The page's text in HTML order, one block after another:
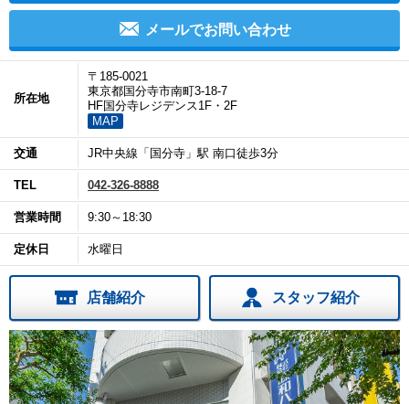
メールでお問い合わせ
所在地
〒185-0021
東京都国分寺市南町3-18-7
HF国分寺レジデンス1F・2F
MAP
交通 JR中央線「国分寺」駅 南口徒歩3分
TEL 042-326-8888
営業時間 9:30～18:30
定休日 水曜日
店舗紹介 スタッフ紹介